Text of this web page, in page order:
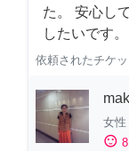
た。 安心し
したいです。
依頼されたチケッ
女性
sentiment_satisfied